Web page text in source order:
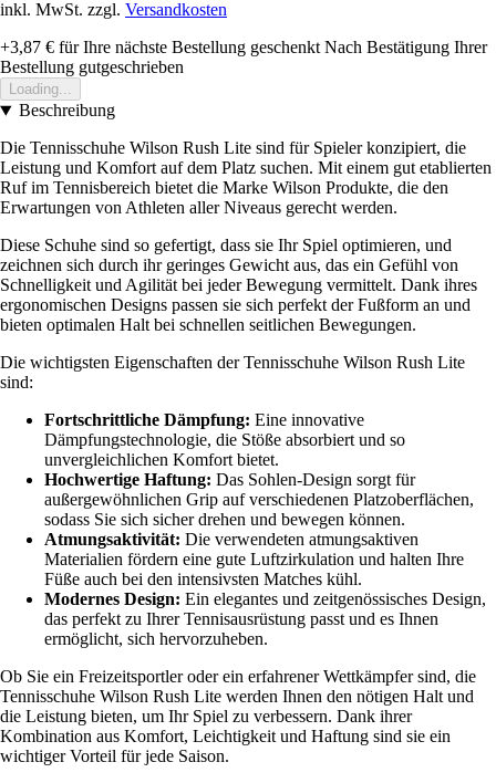
inkl. MwSt. zzgl. Versandkosten
+3,87 € für Ihre nächste Bestellung geschenkt Nach Bestätigung Ihrer
Bestellung gutgeschrieben
Loading...
Beschreibung
Die Tennisschuhe Wilson Rush Lite sind für Spieler konzipiert, die
Leistung und Komfort auf dem Platz suchen. Mit einem gut etablierten
Ruf im Tennisbereich bietet die Marke Wilson Produkte, die den
Erwartungen von Athleten aller Niveaus gerecht werden.
Diese Schuhe sind so gefertigt, dass sie Ihr Spiel optimieren, und
zeichnen sich durch ihr geringes Gewicht aus, das ein Gefühl von
Schnelligkeit und Agilität bei jeder Bewegung vermittelt. Dank ihres
ergonomischen Designs passen sie sich perfekt der Fußform an und
bieten optimalen Halt bei schnellen seitlichen Bewegungen.
Die wichtigsten Eigenschaften der Tennisschuhe Wilson Rush Lite
sind:
Fortschrittliche Dämpfung: Eine innovative
Dämpfungstechnologie, die Stöße absorbiert und so
unvergleichlichen Komfort bietet.
Hochwertige Haftung: Das Sohlen-Design sorgt für
außergewöhnlichen Grip auf verschiedenen Platzoberflächen,
sodass Sie sich sicher drehen und bewegen können.
Atmungsaktivität: Die verwendeten atmungsaktiven
Materialien fördern eine gute Luftzirkulation und halten Ihre
Füße auch bei den intensivsten Matches kühl.
Modernes Design: Ein elegantes und zeitgenössisches Design,
das perfekt zu Ihrer Tennisausrüstung passt und es Ihnen
ermöglicht, sich hervorzuheben.
Ob Sie ein Freizeitsportler oder ein erfahrener Wettkämpfer sind, die
Tennisschuhe Wilson Rush Lite werden Ihnen den nötigen Halt und
die Leistung bieten, um Ihr Spiel zu verbessern. Dank ihrer
Kombination aus Komfort, Leichtigkeit und Haftung sind sie ein
wichtiger Vorteil für jede Saison.